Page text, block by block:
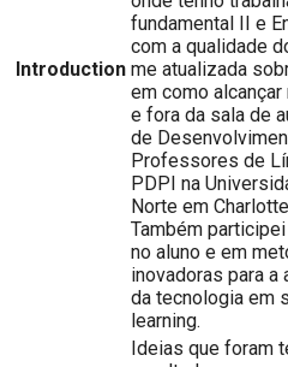
Introduction
fundamental II e
com a qualidade
me atualizada
em como
e fora da sala de
de
Professores de
PDPI na
Norte em
Também
no aluno e em
inovadoras para
da tecnologia em
learning.
Ideias que foram